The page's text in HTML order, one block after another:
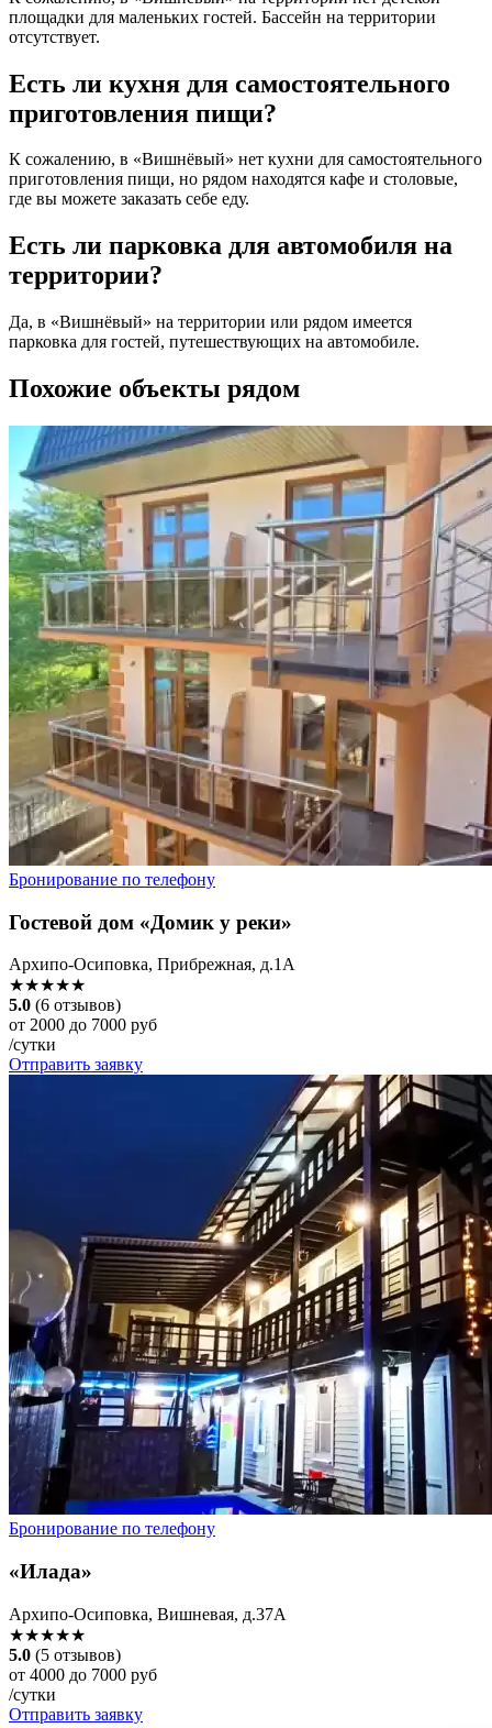
площадки для маленьких гостей. Бассейн на территории
отсутствует.
Есть ли кухня для самостоятельного
приготовления пищи?
К сожалению, в «Вишнёвый» нет кухни для самостоятельного
приготовления пищи, но рядом находятся кафе и столовые,
где вы можете заказать себе еду.
Есть ли парковка для автомобиля на
территории?
Да, в «Вишнёвый» на территории или рядом имеется
парковка для гостей, путешествующих на автомобиле.
Похожие объекты рядом
Бронирование по телефону
Гостевой дом «Домик у реки»
Архипо-Осиповка, Прибрежная, д.1А
★★★★★
5.0 (6 отзывов)
от 2000 до 7000 руб
/сутки
Отправить заявку
Бронирование по телефону
«Илада»
Архипо-Осиповка, Вишневая, д.37А
★★★★★
5.0 (5 отзывов)
от 4000 до 7000 руб
/сутки
Отправить заявку